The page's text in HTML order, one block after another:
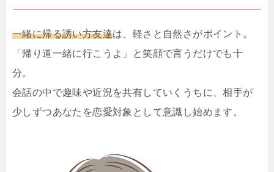
一緒に帰る誘い方友達は、軽さと自然さがポイント。
「帰り道一緒に行こうよ」と笑顔で言うだけでも十
分。
会話の中で趣味や近況を共有していくうちに、相手が
少しずつあなたを恋愛対象として意識し始めます。